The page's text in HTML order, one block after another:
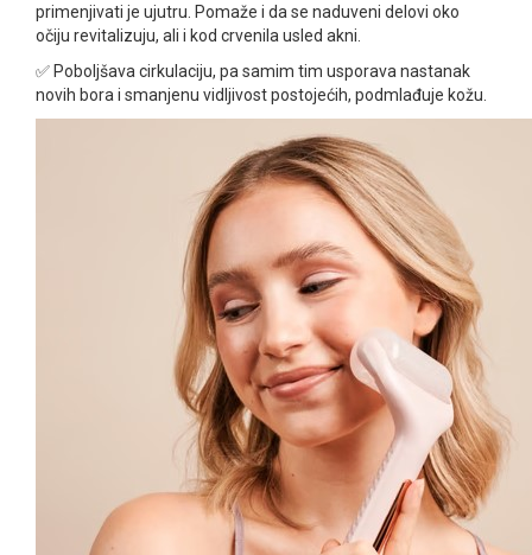
primenjivati je ujutru. Pomaže i da se naduveni delovi oko
očiju revitalizuju, ali i kod crvenila usled akni.
✅ Poboljšava cirkulaciju, pa samim tim usporava nastanak
novih bora i smanjenu vidljivost postojećih, podmlađuje kožu.